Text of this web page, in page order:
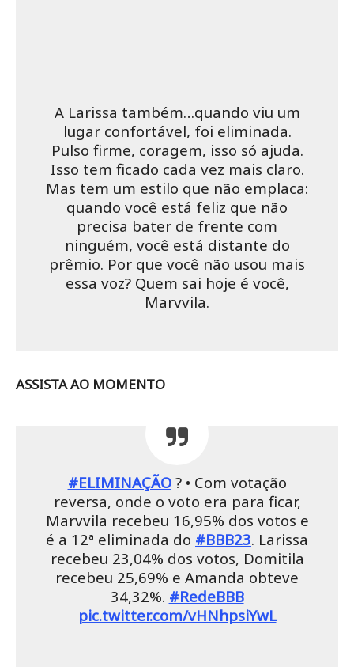
A Larissa também…quando viu um
lugar confortável, foi eliminada.
Pulso firme, coragem, isso só ajuda.
Isso tem ficado cada vez mais claro.
Mas tem um estilo que não emplaca:
quando você está feliz que não
precisa bater de frente com
ninguém, você está distante do
prêmio. Por que você não usou mais
essa voz? Quem sai hoje é você,
Marvvila.
ASSISTA AO MOMENTO
#ELIMINAÇÃO? • Com votação
reversa, onde o voto era para ficar,
Marvvila recebeu 16,95% dos votos e
é a 12ª eliminada do #BBB23. Larissa
recebeu 23,04% dos votos, Domitila
recebeu 25,69% e Amanda obteve
34,32%. #RedeBBB
pic.twitter.com/vHNhpsiYwL